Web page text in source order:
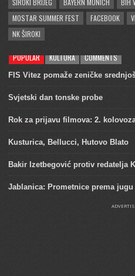
ŠIROKI BRIJEG
BAYERN MUNICH BIH
MOSTAR SUMMER FEST
FACEBOOK
NK ŠIROKI
POPULAR KULTURA COMMENTS
FIS Vitez pomaže zeničke
Svjetski dan tonske probe
Rok za prijavu filmova: 2. kolovoza
Kusturica, Bellucci, Hutovo Blato
Bakir Izetbegović protiv redatelja
Jablanica: Prometnice prema